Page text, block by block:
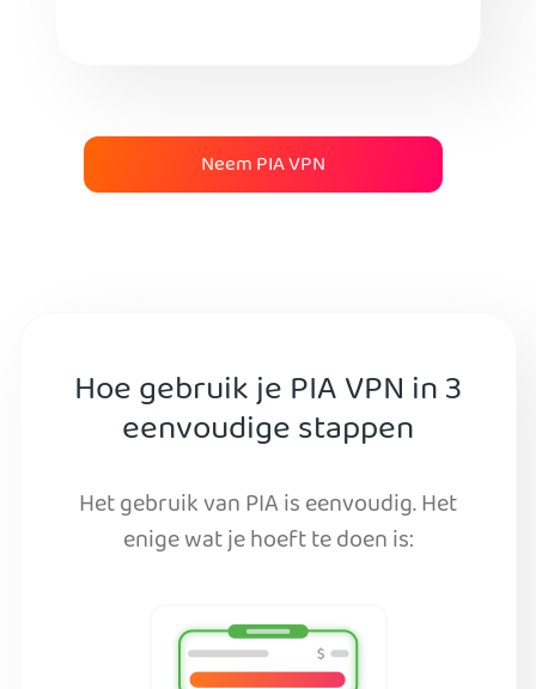
Neem PIA VPN
Hoe gebruik je PIA VPN in 3
eenvoudige stappen
Het gebruik van PIA is eenvoudig. Het
enige wat je hoeft te doen is: